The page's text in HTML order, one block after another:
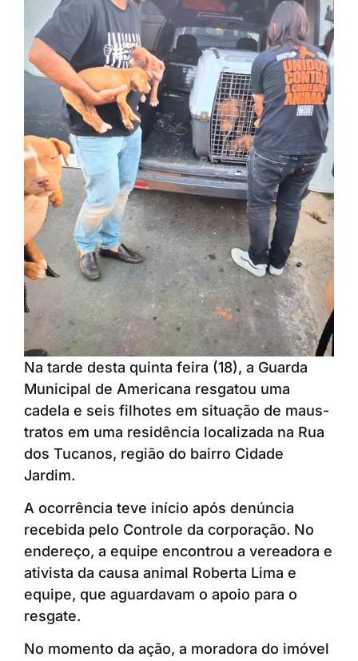
Na tarde desta quinta feira (18), a Guarda
Municipal de Americana resgatou uma
cadela e seis filhotes em situação de maus-
tratos em uma residência localizada na Rua
dos Tucanos, região do bairro Cidade
Jardim.
A ocorrência teve início após denúncia
recebida pelo Controle da corporação. No
endereço, a equipe encontrou a vereadora e
ativista da causa animal Roberta Lima e
equipe, que aguardavam o apoio para o
resgate.
No momento da ação, a moradora do imóvel